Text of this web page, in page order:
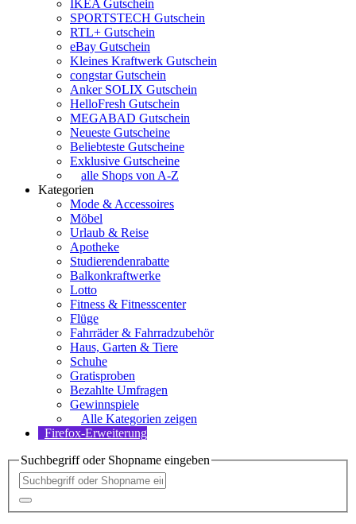
IKEA Gutschein
SPORTSTECH Gutschein
RTL+ Gutschein
eBay Gutschein
Kleines Kraftwerk Gutschein
congstar Gutschein
Anker SOLIX Gutschein
HelloFresh Gutschein
MEGABAD Gutschein
Neueste Gutscheine
Beliebteste Gutscheine
Exklusive Gutscheine
alle Shops von A-Z
Kategorien
Mode & Accessoires
Möbel
Urlaub & Reise
Apotheke
Studierendenrabatte
Balkonkraftwerke
Lotto
Fitness & Fitnesscenter
Flüge
Fahrräder & Fahrradzubehör
Haus, Garten & Tiere
Schuhe
Gratisproben
Bezahlte Umfragen
Gewinnspiele
Alle Kategorien zeigen
Firefox-Erweiterung
Suchbegriff oder Shopname eingeben